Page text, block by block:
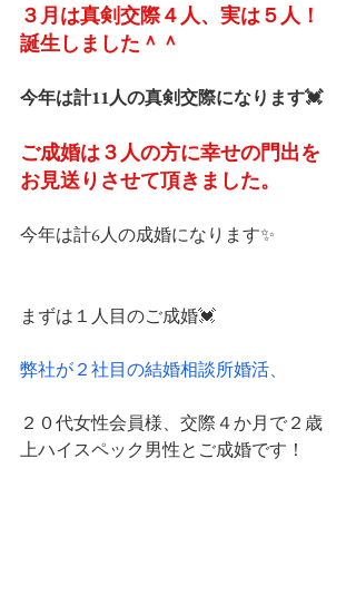
３月は真剣交際４人、実は５人！
誕生しました＾＾
今年は計11人の真剣交際になります💓
ご成婚は３人の方に幸せの門出を
お見送りさせて頂きました。
今年は計6人の成婚になります✨
まずは１人目のご成婚💓
弊社が２社目の結婚相談所婚活、
２０代女性会員様、交際４か月で２歳
上ハイスペック男性とご成婚です！